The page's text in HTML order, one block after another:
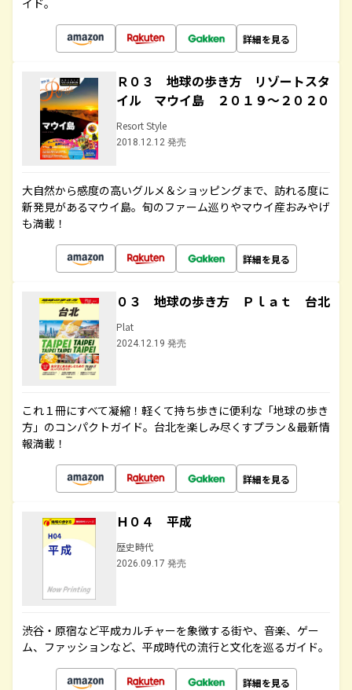
イド。
詳細を見る
Ｒ０３ 地球の歩き方 リゾートスタ
イル マウイ島 ２０１９～２０２０
Resort Style
2018.12.12 発売
大自然から感度の高いグルメ＆ショッピングまで、訪れる度に
新発見があるマウイ島。旬のファーム巡りやマウイ産おみやげ
も満載！
詳細を見る
０３ 地球の歩き方 Ｐｌａｔ 台北
Plat
2024.12.19 発売
これ１冊にすべて凝縮！軽くて持ち歩きに便利な「地球の歩き
方」のコンパクトガイド。台北を楽しみ尽くすプラン＆最新情
報満載！
詳細を見る
Ｈ０４ 平成
歴史時代
2026.09.17 発売
渋谷・原宿など平成カルチャーを象徴する街や、音楽、ゲー
ム、ファッションなど、平成時代の流行と文化を巡るガイド。
詳細を見る